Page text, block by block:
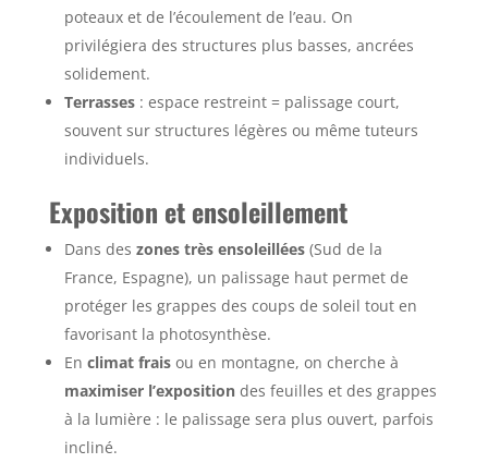
poteaux et de l’écoulement de l’eau. On
privilégiera des structures plus basses, ancrées
solidement.
Terrasses: espace restreint = palissage court,
souvent sur structures légères ou même tuteurs
individuels.
Exposition et ensoleillement
Dans des zones très ensoleillées(Sud de la
France, Espagne), un palissage haut permet de
protéger les grappes des coups de soleil tout en
favorisant la photosynthèse.
En climat fraisou en montagne, on cherche à
maximiser l’expositiondes feuilles et des grappes
à la lumière : le palissage sera plus ouvert, parfois
incliné.